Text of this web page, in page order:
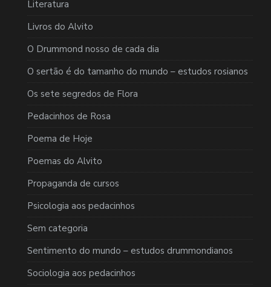
Literatura
Livros do Alvito
O Drummond nosso de cada dia
O sertão é do tamanho do mundo – estudos rosianos
Os sete segredos de Flora
Pedacinhos de Rosa
Poema de Hoje
Poemas do Alvito
Propaganda de cursos
Psicologia aos pedacinhos
Sem categoria
Sentimento do mundo – estudos drummondianos
Sociologia aos pedacinhos